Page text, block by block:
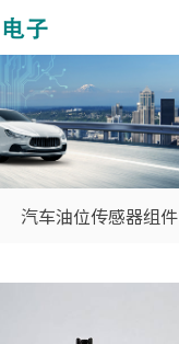
汽车油位传感器组件